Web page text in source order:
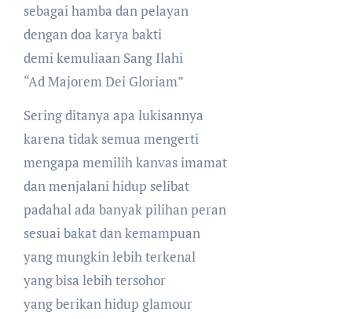
sebagai hamba dan pelayan
dengan doa karya bakti
demi kemuliaan Sang Ilahi
“Ad Majorem Dei Gloriam”
Sering ditanya apa lukisannya
karena tidak semua mengerti
mengapa memilih kanvas imamat
dan menjalani hidup selibat
padahal ada banyak pilihan peran
sesuai bakat dan kemampuan
yang mungkin lebih terkenal
yang bisa lebih tersohor
yang berikan hidup glamour